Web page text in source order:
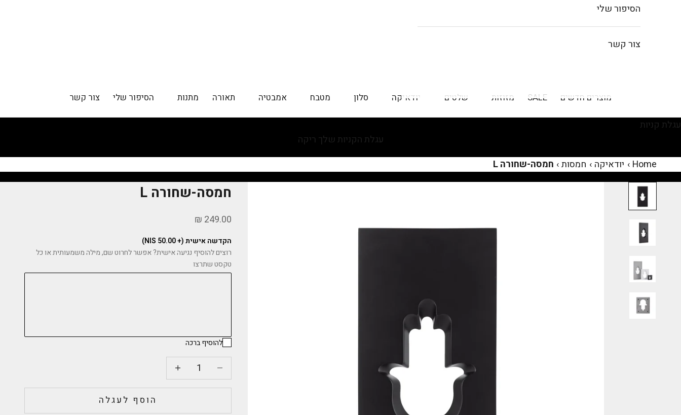
מוצרים חדשים SALE מזוזות שלטים יודאיקה סלון מטבח אמבטיה תאורה מתנות הסיפור שלי צור קשר
הסיפור שלי
צור קשר
עגלת קניות
עגלת הקניות שלך ריקה
Home
› יודאיקה › חמסות › חמסה-שחורה L
חמסה-שחורה L
מחיר מבצע
249.00 ₪
הקדשה אישית (+ 50.00 NIS)
רוצים להוסיף נגיעה אישית? אפשר לחרוט שם, מילה משמעותית או כל
טקסט שתרצו
להוסיף ברכה
הקטנת הכמות הקטנת הכמות
הוסף לעגלה